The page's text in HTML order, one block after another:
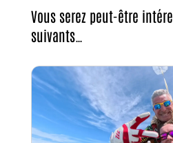
Vous serez peut-être
suivants…